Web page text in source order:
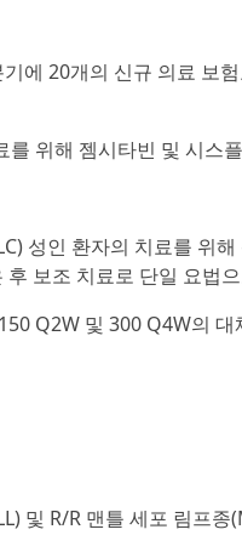
에 20개의 신규 의료 보
위해 젬시타빈 및 시스
성인 환자의 치료를 위
보조 치료로 단일 요법
Q2W 및 300 Q4W의
및 R/R 맨틀 세포 림프